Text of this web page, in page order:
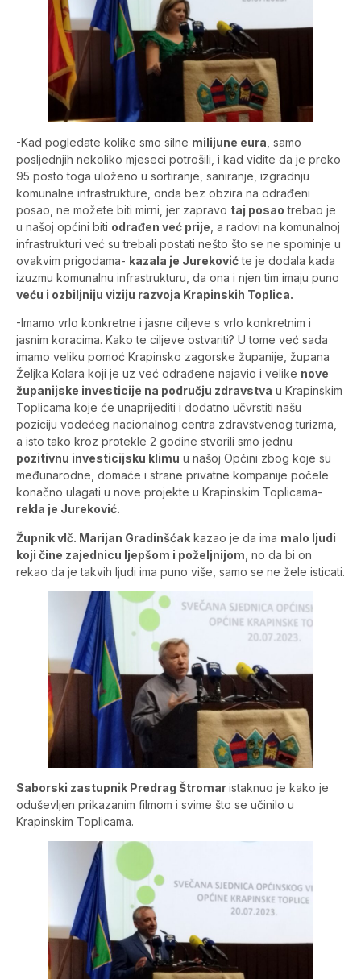
-Kad pogledate kolike smo silne milijune eura , samo
posljednjih nekoliko mjeseci potrošili, i kad vidite da je preko
95 posto toga uloženo u sortiranje, saniranje, izgradnju
komunalne infrastrukture, onda bez obzira na odrađeni
posao, ne možete biti mirni, jer zapravo taj posao trebao je
u našoj općini biti odrađen već prije , a radovi na komunalnoj
infrastrukturi već su trebali postati nešto što se ne spominje u
ovakvim prigodama- kazala je Jurekovićte je dodala kada
izuzmu komunalnu infrastrukturu, da ona i njen tim imaju puno
veću i ozbiljniju viziju razvoja Krapinskih Toplica.
-Imamo vrlo konkretne i jasne ciljeve s vrlo konkretnim i
jasnim koracima. Kako te ciljeve ostvariti? U tome već sada
imamo veliku pomoć Krapinsko zagorske županije, župana
Željka Kolara koji je uz već odrađene najavio i velike nove
županijske investicije na području zdravstva u Krapinskim
Toplicama koje će unaprijediti i dodatno učvrstiti našu
poziciju vodećeg nacionalnog centra zdravstvenog turizma,
a isto tako kroz protekle 2 godine stvorili smo jednu
pozitivnu investicijsku klimu u našoj Općini zbog koje su
međunarodne, domaće i strane privatne kompanije počele
konačno ulagati u nove projekte u Krapinskim Toplicama-
rekla je Jureković.
Župnik vlč. Marijan Gradinšćak kazao je da ima malo ljudi
koji čine zajednicu ljepšom i poželjnijom , no da bi on
rekao da je takvih ljudi ima puno više, samo se ne žele isticati.
Saborski zastupnik Predrag Štromaristaknuo je kako je
oduševljen prikazanim filmom i svime što se učinilo u
Krapinskim Toplicama.